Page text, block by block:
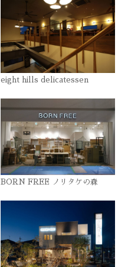
eight hills delicatessen
BORN FREE ノリタケの森